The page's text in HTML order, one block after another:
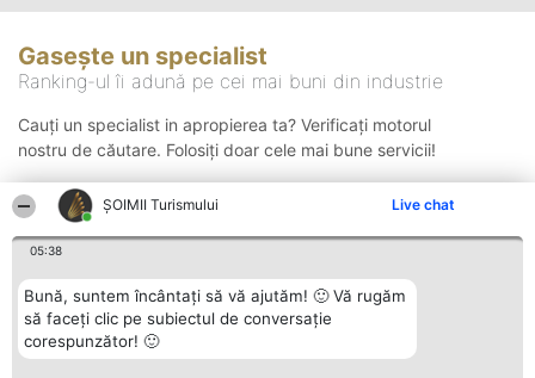
ȘOIMII Turismului Live chat
05:38
Bună, suntem încântați să vă ajutăm! 🙂 Vă rugăm
să faceți clic pe subiectul de conversație
corespunzător! 🙂
Gasește un specialist
Ranking-ul îi adună pe cei mai buni din industrie
Cauți un specialist in apropierea ta? Verificați motorul
nostru de căutare. Folosiți doar cele mai bune servicii!